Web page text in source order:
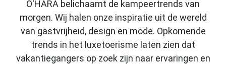
O'HARA belichaamt de kampeertrends van
morgen. Wij halen onze inspiratie uit de wereld
van gastvrijheid, design en mode. Opkomende
trends in het luxetoerisme laten zien dat
vakantiegangers op zoek zijn naar ervaringen en